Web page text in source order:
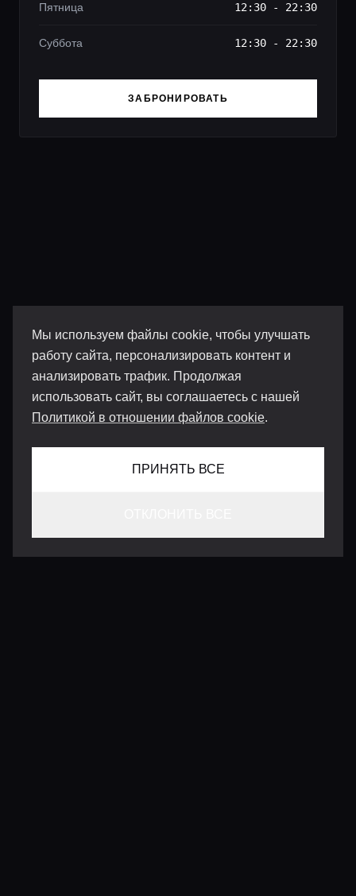
Мы используем файлы cookie, чтобы улучшать
работу сайта, персонализировать контент и
анализировать трафик. Продолжая
использовать сайт, вы соглашаетесь с нашей
Политикой в отношении файлов cookie.
ПРИНЯТЬ ВСЕ
Пятница 12:30 - 22:30
Суббота 12:30 - 22:30
ЗАБРОНИРОВАТЬ